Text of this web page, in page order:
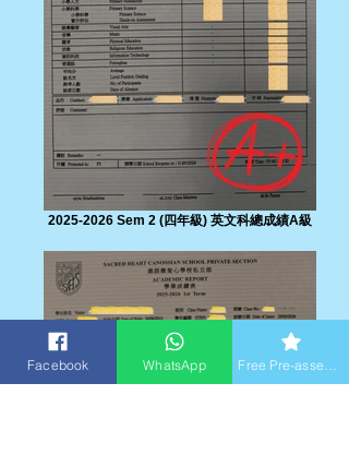
2025-2026 Sem 2 (四年級) 英文科總成績A級
Facebook WhatsApp